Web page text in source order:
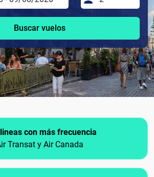
Buscar vuelos
con más frecuencia
Transat y Air Canada